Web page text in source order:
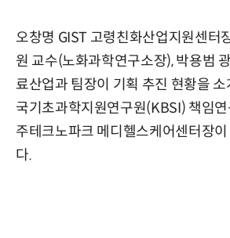
오창명 GIST 고령친화산업지원센터
원 교수(노화과학연구소장), 박용범
료산업과 팀장이 기획 추진 현황을
국기초과학지원연구원(KBSI) 책임
주테크노파크 메디헬스케어센터장
다.